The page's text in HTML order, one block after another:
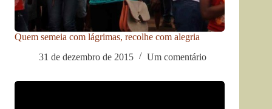
Quem semeia com lágrimas, recolhe com alegria
31 de dezembro de 2015
Um comentário